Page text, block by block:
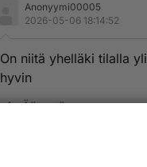
Anonyymi00005
2026-05-06 18:14:52
On niitä yhelläki tilalla
hyvin
Äänestä